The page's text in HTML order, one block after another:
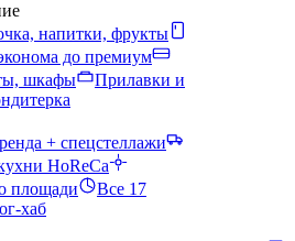
напитки, фрукты
до премиум
шкафы
Прилавки и
+ спецстеллажи
HoReCa
площади
Все 17
хаб